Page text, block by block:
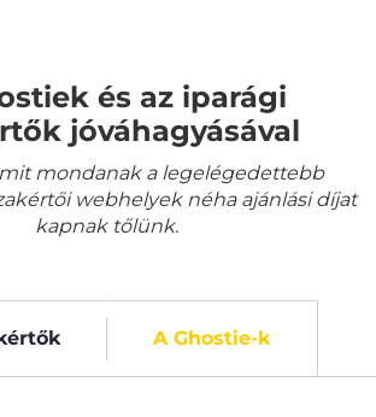
és az iparági
jóváhagyásával
mondanak a legelégedettebb
webhelyek néha ajánlási díjat
kapnak tőlünk.
A Ghostie-k